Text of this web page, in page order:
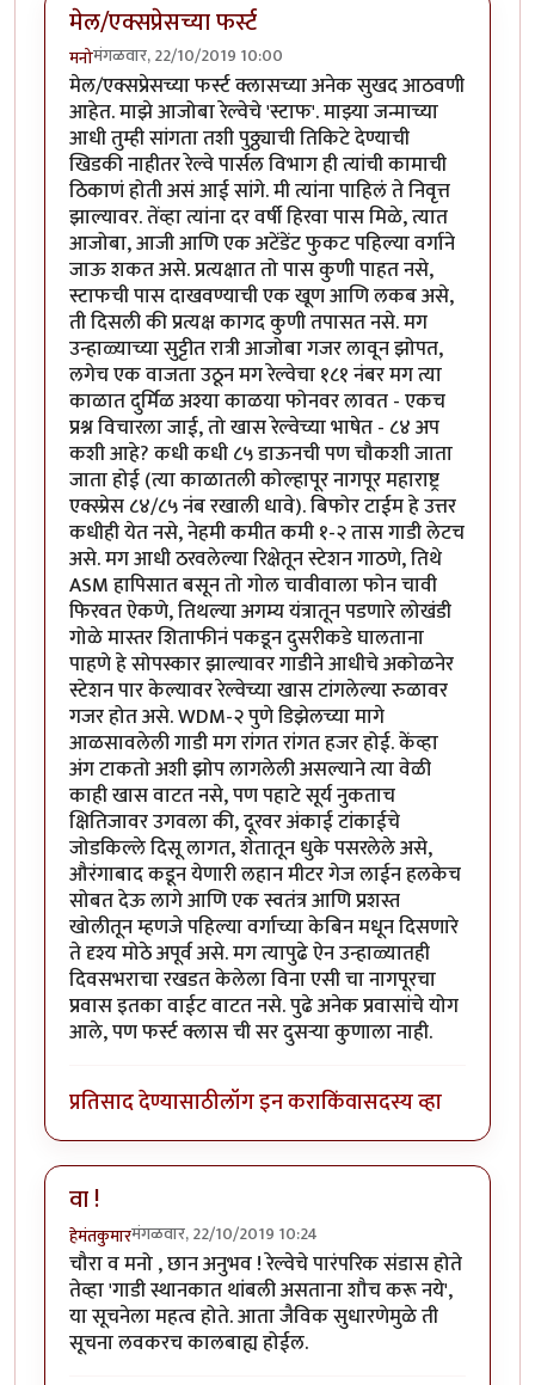
मेल/एक्सप्रेसच्या फर्स्ट
मनोमंगळवार, 22/10/2019 10:00
मेल/एक्सप्रेसच्या फर्स्ट क्लासच्या अनेक सुखद आठवणी
आहेत. माझे आजोबा रेल्वेचे 'स्टाफ'. माझ्या जन्माच्या
आधी तुम्ही सांगता तशी पुठ्ठ्याची तिकिटे देण्याची
खिडकी नाहीतर रेल्वे पार्सल विभाग ही त्यांची कामाची
ठिकाणं होती असं आई सांगे. मी त्यांना पाहिलं ते निवृत्त
झाल्यावर. तेंव्हा त्यांना दर वर्षी हिरवा पास मिळे, त्यात
आजोबा, आजी आणि एक अटेंडेंट फुकट पहिल्या वर्गाने
जाऊ शकत असे. प्रत्यक्षात तो पास कुणी पाहत नसे,
स्टाफची पास दाखवण्याची एक खूण आणि लकब असे,
ती दिसली की प्रत्यक्ष कागद कुणी तपासत नसे. मग
उन्हाळ्याच्या सुट्टीत रात्री आजोबा गजर लावून झोपत,
लगेच एक वाजता उठून मग रेल्वेचा १८१ नंबर मग त्या
काळात दुर्मिळ अश्या काळया फोनवर लावत - एकच
प्रश्न विचारला जाई, तो खास रेल्वेच्या भाषेत - ८४ अप
कशी आहे? कधी कधी ८५ डाऊनची पण चौकशी जाता
जाता होई (त्या काळातली कोल्हापूर नागपूर महाराष्ट्र
एक्स्प्रेस ८४/८५ नंब रखाली धावे). बिफोर टाईम हे उत्तर
कधीही येत नसे, नेहमी कमीत कमी १-२ तास गाडी लेटच
असे. मग आधी ठरवलेल्या रिक्षेतून स्टेशन गाठणे, तिथे
ASM हापिसात बसून तो गोल चावीवाला फोन चावी
फिरवत ऐकणे, तिथल्या अगम्य यंत्रातून पडणारे लोखंडी
गोळे मास्तर शिताफीनं पकडून दुसरीकडे घालताना
पाहणे हे सोपस्कार झाल्यावर गाडीने आधीचे अकोळनेर
स्टेशन पार केल्यावर रेल्वेच्या खास टांगलेल्या रुळावर
गजर होत असे. WDM-२ पुणे डिझेलच्या मागे
आळसावलेली गाडी मग रांगत रांगत हजर होई. केंव्हा
अंग टाकतो अशी झोप लागलेली असल्याने त्या वेळी
काही खास वाटत नसे, पण पहाटे सूर्य नुकताच
क्षितिजावर उगवला की, दूरवर अंकाई टांकाईचे
जोडकिल्ले दिसू लागत, शेतातून धुके पसरलेले असे,
औरंगाबाद कडून येणारी लहान मीटर गेज लाईन हलकेच
सोबत देऊ लागे आणि एक स्वतंत्र आणि प्रशस्त
खोलीतून म्हणजे पहिल्या वर्गाच्या केबिन मधून दिसणारे
ते दृश्य मोठे अपूर्व असे. मग त्यापुढे ऐन उन्हाळ्यातही
दिवसभराचा रखडत केलेला विना एसी चा नागपूरचा
प्रवास इतका वाईट वाटत नसे. पुढे अनेक प्रवासांचे योग
आले, पण फर्स्ट क्लास ची सर दुसऱ्या कुणाला नाही.
प्रतिसाद देण्यासाठीलॉग इन कराकिंवासदस्य व्हा
वा !
हेमंतकुमारमंगळवार, 22/10/2019 10:24
चौरा व मनो , छान अनुभव ! रेल्वेचे पारंपरिक संडास होते
तेव्हा 'गाडी स्थानकात थांबली असताना शौच करू नये',
या सूचनेला महत्व होते. आता जैविक सुधारणेमुळे ती
सूचना लवकरच कालबाह्य होईल.